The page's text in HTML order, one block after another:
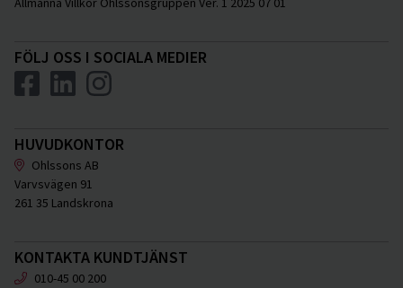
FÖLJ OSS I SOCIALA MEDIER
HUVUDKONTOR
Ohlssons AB
Varvsvägen 91
261 35 Landskrona
KONTAKTA KUNDTJÄNST
010-45 00 200